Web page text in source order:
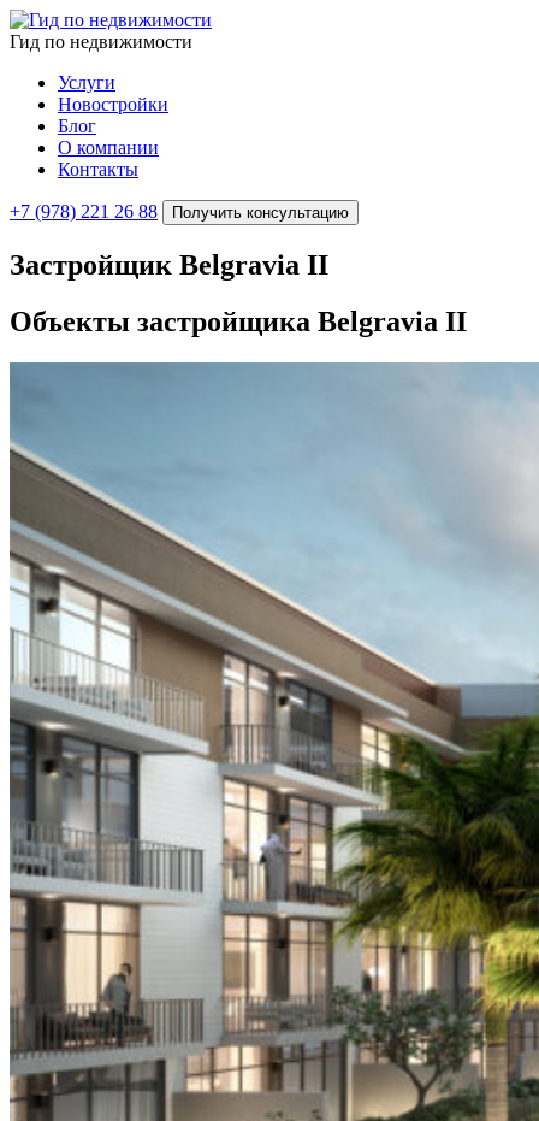
Гид по недвижимости
Услуги
Новостройки
Блог
О компании
Контакты
+7 (978) 221 26 88 Получить консультацию
Застройщик Belgravia II
Объекты застройщика Belgravia II